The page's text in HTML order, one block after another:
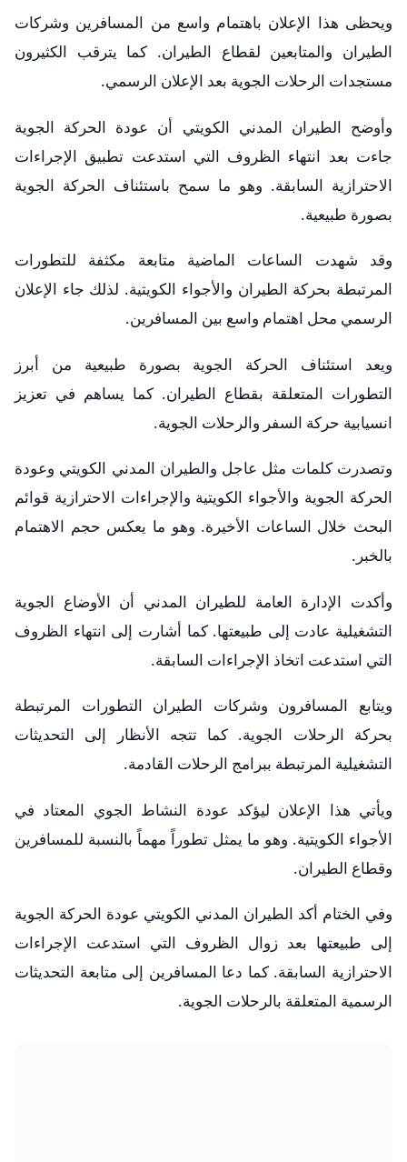
ويحظى هذا الإعلان باهتمام واسع من المسافرين وشركات
الطيران والمتابعين لقطاع الطيران. كما يترقب الكثيرون
مستجدات الرحلات الجوية بعد الإعلان الرسمي.
وأوضح الطيران المدني الكويتي أن عودة الحركة الجوية
جاءت بعد انتهاء الظروف التي استدعت تطبيق الإجراءات
الاحترازية السابقة. وهو ما سمح باستئناف الحركة الجوية
بصورة طبيعية.
وقد شهدت الساعات الماضية متابعة مكثفة للتطورات
المرتبطة بحركة الطيران والأجواء الكويتية. لذلك جاء الإعلان
الرسمي محل اهتمام واسع بين المسافرين.
ويعد استئناف الحركة الجوية بصورة طبيعية من أبرز
التطورات المتعلقة بقطاع الطيران. كما يساهم في تعزيز
انسيابية حركة السفر والرحلات الجوية.
وتصدرت كلمات مثل عاجل والطيران المدني الكويتي وعودة
الحركة الجوية والأجواء الكويتية والإجراءات الاحترازية قوائم
البحث خلال الساعات الأخيرة. وهو ما يعكس حجم الاهتمام
بالخبر.
وأكدت الإدارة العامة للطيران المدني أن الأوضاع الجوية
التشغيلية عادت إلى طبيعتها. كما أشارت إلى انتهاء الظروف
التي استدعت اتخاذ الإجراءات السابقة.
ويتابع المسافرون وشركات الطيران التطورات المرتبطة
بحركة الرحلات الجوية. كما تتجه الأنظار إلى التحديثات
التشغيلية المرتبطة ببرامج الرحلات القادمة.
ويأتي هذا الإعلان ليؤكد عودة النشاط الجوي المعتاد في
الأجواء الكويتية. وهو ما يمثل تطوراً مهماً بالنسبة للمسافرين
وقطاع الطيران.
وفي الختام أكد الطيران المدني الكويتي عودة الحركة الجوية
إلى طبيعتها بعد زوال الظروف التي استدعت الإجراءات
الاحترازية السابقة. كما دعا المسافرين إلى متابعة التحديثات
الرسمية المتعلقة بالرحلات الجوية.